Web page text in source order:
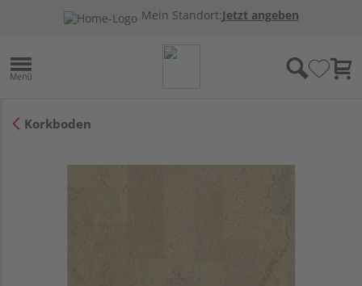
Mein Standort:Jetzt angeben
Korkboden